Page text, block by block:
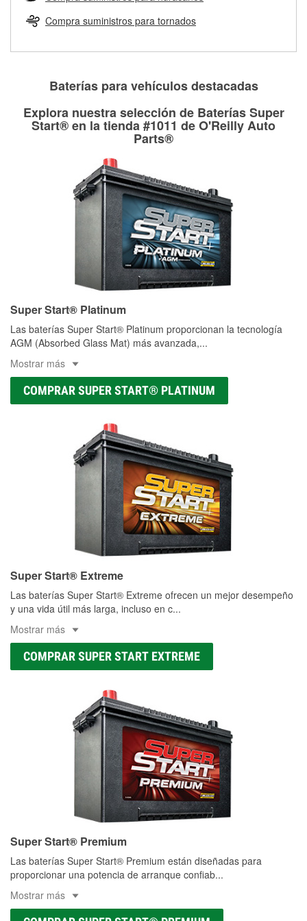
Herramientas de O'Reilly
pueden ser reutilizados, podemos ayudarte a encontrar las
partes de reemplazo correctas para tu reparación.
Rectificación de tambores y discos de freno
Compra suministros para tornados
Baterías para vehículos destacadas
Explora nuestra selección de Baterías Super
Start® en la tienda #1011 de O'Reilly Auto
Parts®
Super Start® Platinum
Las baterías Super Start® Platinum proporcionan la tecnología
AGM (Absorbed Glass Mat) más avanzada,...
Mostrar más
COMPRAR SUPER START® PLATINUM
Super Start® Extreme
Las baterías Super Start® Extreme ofrecen un mejor desempeño
y una vida útil más larga, incluso en c...
Mostrar más
COMPRAR SUPER START EXTREME
Super Start® Premium
Las baterías Super Start® Premium están diseñadas para
proporcionar una potencia de arranque confiab...
Mostrar más